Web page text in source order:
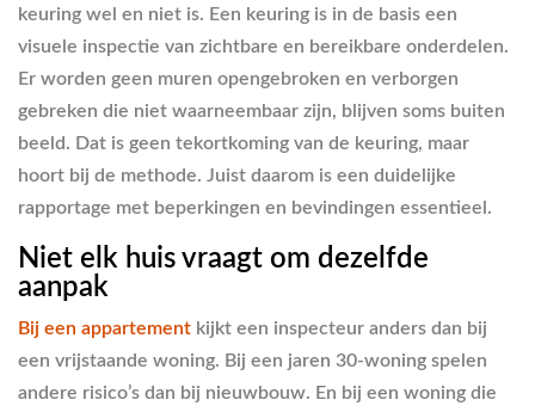
keuring wel en niet is. Een keuring is in de basis een
visuele inspectie van zichtbare en bereikbare onderdelen.
Er worden geen muren opengebroken en verborgen
gebreken die niet waarneembaar zijn, blijven soms buiten
beeld. Dat is geen tekortkoming van de keuring, maar
hoort bij de methode. Juist daarom is een duidelijke
rapportage met beperkingen en bevindingen essentieel.
Niet elk huis vraagt om dezelfde
aanpak
Bij een appartement kijkt een inspecteur anders dan bij
een vrijstaande woning. Bij een jaren 30-woning spelen
andere risico’s dan bij nieuwbouw. En bij een woning die